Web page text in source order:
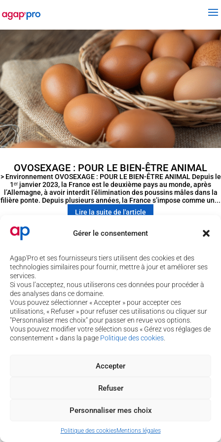
Gérer le consentement
Agap'Pro et ses fournisseurs tiers utilisent des cookies et des
technologies similaires pour fournir, mettre à jour et améliorer ses
services.
Si vous l’acceptez, nous utiliserons ces données pour procéder à
des analyses dans ce domaine.
Vous pouvez sélectionner « Accepter » pour accepter ces
utilisations, « Refuser » pour refuser ces utilisations ou cliquer sur
"Personnaliser mes choix" pour passer en revue vos options.
Vous pouvez modifier votre sélection sous « Gérez vos réglages de
consentement » dans la page Politique des cookies
Accepter
Refuser
Personnaliser mes choix
Politique des cookiesMentions légales
OVOSEXAGE : POUR LE BIEN-ÊTRE ANIMAL
> Environnement OVOSEXAGE : POUR LE BIEN-ÊTRE ANIMAL Depuis le
1ᵉʳ janvier 2023, la France est le deuxième pays au monde, après
l’Allemagne, à avoir interdit l’élimination des poussins mâles dans la
filière ponte. Depuis plusieurs années, la France s’impose comme un...
Lire la suite de l'article
4 rue de Béguey 33370 TRESSES
contact@agap-pro.com
Vous souhaitez suivre nos actualités ?
Inscrivez-vous à notre newsletter !
Je m’inscris à la newsletter
Copyright © 2026 Agap'pro
Mentions légales